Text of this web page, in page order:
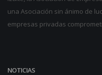
una Asociación sin ánimo de
empresas privadas
NOTICIAS